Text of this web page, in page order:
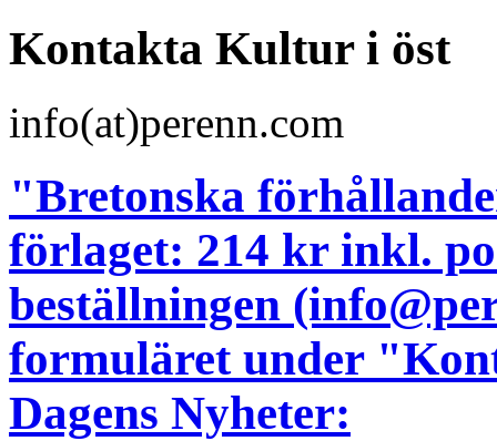
Kontakta Kultur i öst
info(at)perenn.com
"Bretonska
förlaget: 214 kr inkl.
beställningen
formuläret under
Dagens Nyheter: